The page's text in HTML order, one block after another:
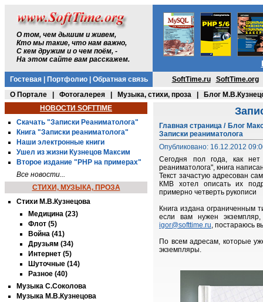
О том, чем дышим и живем,
Кто мы такие, что нам важно,
С кем дружим и о чем поём, -
На этом сайте вам расскажем.
Гостевая| Портфолио| Обратная связь SoftTime.ru
SoftTime.org
О Портале
Фотогалерея Музыка, стихи, проза
Блог
НОВОСТИ SOFTTIME
Скачать "Записки Реаниматолога"
Книга "Записки реаниматолога"
Наши электронные книги
Ушел из жизни Кузнецов Максим
Второе издание "PHP на примерах"
Все новости...
СТИХИ, МУЗЫКА, ПРОЗА
Стихи М.В.Кузнецова
Медицина (23)
Флот (5)
Война (41)
Друзьям (34)
Интернет (5)
Шуточные (14)
Разное (40)
Музыка С.Соколова
Музыка М.В.Кузнецова
Главная страница / Блог
Записки реаниматолога
Опубликовано: 16.12.2012
Сегодня пол года, как
реаниматолога", книга
Текст зачастую адресован
КМВ хотел описать их
примерно четверть рукописи
Книга издана ограниченным
если вам нужен
igor@softtime.ru, постараюсь
По всем адресам, которые
экземпляры.